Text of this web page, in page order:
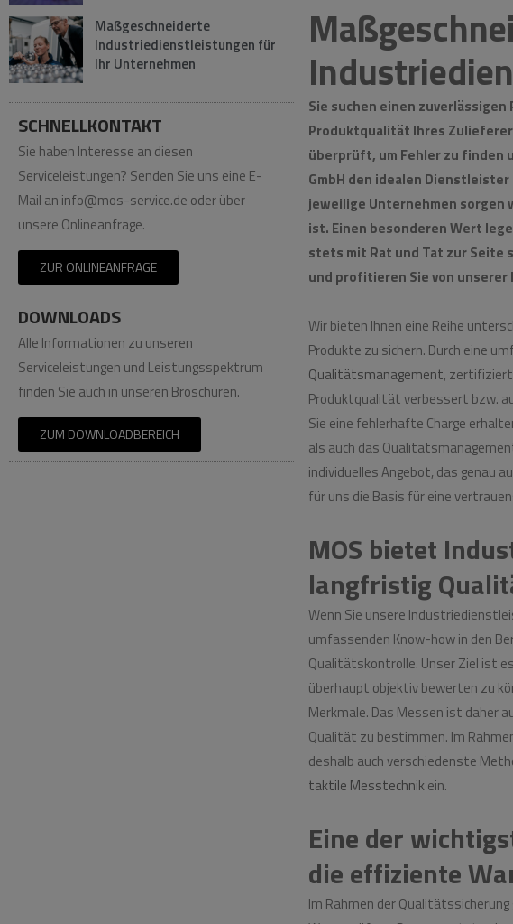
Maßgeschneiderte
Industriedienstleistungen für
Ihr Unternehmen
SCHNELLKONTAKT
Sie haben Interesse an diesen
Serviceleistungen? Senden Sie uns eine E-
Mail an info@mos-service.de oder über
unsere Onlineanfrage.
ZUR ONLINEANFRAGE
DOWNLOADS
Alle Informationen zu unseren
Serviceleistungen und Leistungsspektrum
finden Sie auch in unseren Broschüren.
ZUM DOWNLOADBEREICH
Sie suchen einen
Produktqualität Ihres
überprüft, um Fehler zu finden
GmbH den idealen
jeweilige Unternehmen
ist. Einen besonderen Wert
stets mit Rat und Tat zur Seite
und profitieren Sie von unserer
Wir bieten Ihnen eine Reihe
Produkte zu sichern. Durch eine
Qualitätsmanagement, zertifiziert
Produktqualität verbessert bzw.
Sie eine fehlerhafte Charge
als auch das
individuelles Angebot, das genau
für uns die Basis für eine
MOS bietet
langfristig
Wenn Sie unsere
umfassenden Know-how in den
Qualitätskontrolle. Unser Ziel ist
überhaupt objektiv bewerten zu
Merkmale. Das Messen ist daher
Qualität zu bestimmen. Im
deshalb auch verschiedenste
taktile Messtechnikein.
Eine der
die effiziente
Im Rahmen der